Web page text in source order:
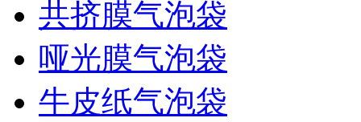
共挤膜气泡袋
哑光膜气泡袋
牛皮纸气泡袋